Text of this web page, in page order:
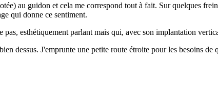
au guidon et cela me correspond tout à fait. Sur quelques
qui donne ce sentiment.
esthétiquement parlant mais qui, avec son implantation
dessus. J'emprunte une petite route étroite pour les besoins de